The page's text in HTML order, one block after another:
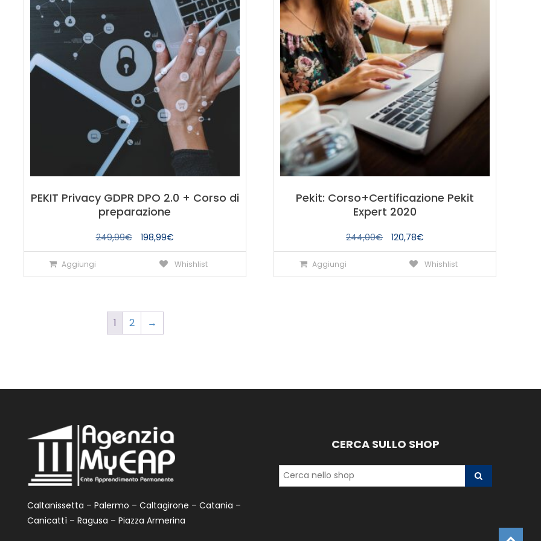
PEKIT Privacy GDPR DPO 2.0 + Corso di
preparazione
249,99€
Il
prezzo
originale
198,99€Il
prezzo
attuale
Aggiungi Whishlist
Pekit: Corso+Certificazione Pekit
Expert 2020
244,00€
Il
prezzo
originale
120,78€
prezzo
attuale
Aggiungi Whishlist
1 2 →
Caltanissetta – Palermo – Caltagirone – Catania –
Canicattì – Ragusa – Piazza Armerina
CERCA SULLO SHOP